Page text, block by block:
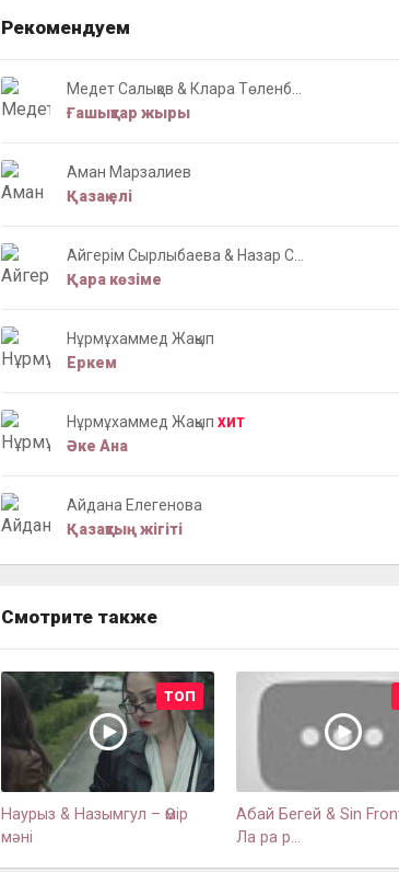
Рекомендуем
Медет Салықов & Клара Төленб...
Ғашықтар жыры
Аман Марзалиев
Қазақ елі
Айгерім Сырлыбаева & Назар С...
Қара көзіме
Нұрмұхаммед Жақып
Еркем
Нұрмұxаммед Жақып ХИТ
Әке Ана
Айдана Елегенова
Қазақтың жігіті
Смотрите также
ТОП
Наурыз & Назымгул – Өмір
мәні
Абай Бегей & Sin
Ла ра р...